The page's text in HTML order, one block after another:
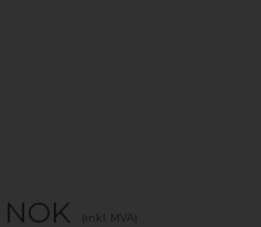
NOK (inkl. MVA)